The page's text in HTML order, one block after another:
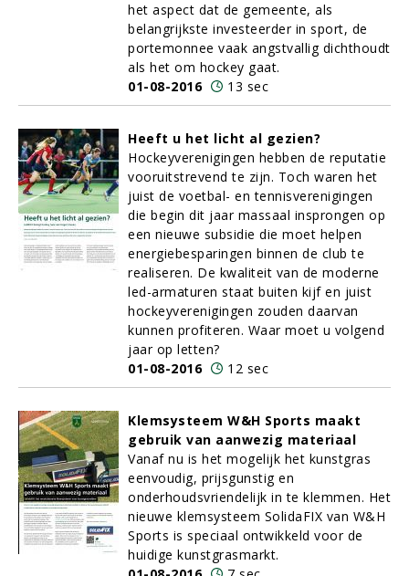
het aspect dat de gemeente, als
belangrijkste investeerder in sport, de
portemonnee vaak angstvallig dichthoudt
als het om hockey gaat.
01-08-2016
13 sec
Heeft u het licht al gezien?
Hockeyverenigingen hebben de reputatie
vooruitstrevend te zijn. Toch waren het
juist de voetbal- en tennisverenigingen
die begin dit jaar massaal insprongen op
een nieuwe subsidie die moet helpen
energiebesparingen binnen de club te
realiseren. De kwaliteit van de moderne
led-armaturen staat buiten kijf en juist
hockeyverenigingen zouden daarvan
kunnen profiteren. Waar moet u volgend
jaar op letten?
01-08-2016
12 sec
Klemsysteem W&H Sports maakt
gebruik van aanwezig materiaal
Vanaf nu is het mogelijk het kunstgras
eenvoudig, prijsgunstig en
onderhoudsvriendelijk in te klemmen. Het
nieuwe klemsysteem SolidaFIX van W&H
Sports is speciaal ontwikkeld voor de
huidige kunstgrasmarkt.